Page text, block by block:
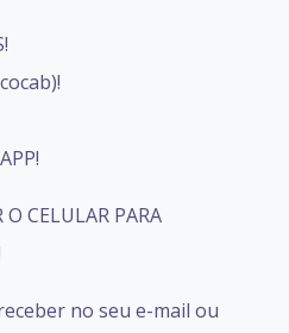
CELULAR PARA
no seu e-mail ou